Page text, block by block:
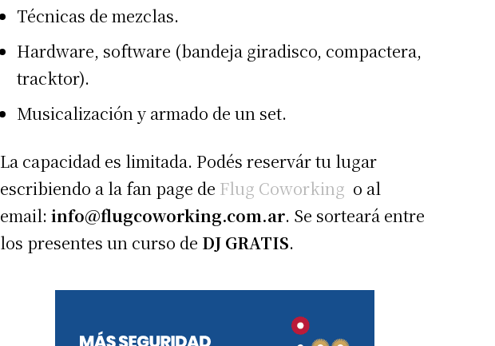
Técnicas de mezclas.
Hardware, software (bandeja giradisco, compactera,
tracktor).
Musicalización y armado de un set.
La capacidad es limitada. Podés reservár tu lugar
escribiendo a la fan page de Flug Coworking o al
email:info@flugcoworking.com.ar. Se sorteará entre
los presentes un curso de DJ GRATIS.